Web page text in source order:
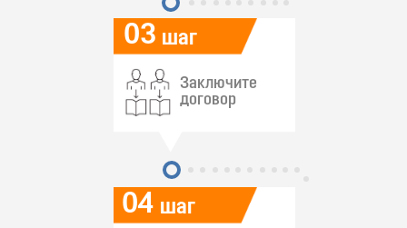
04
03 шаг
шаг
Заключите
договор